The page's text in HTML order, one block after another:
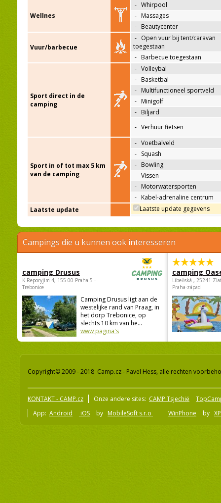
Wellnes
- Whirpool
- Massages
- Beautycenter
Vuur/barbecue
- Open vuur bij tent/caravan
toegestaan
- Barbecue toegestaan
Sport direct in de
camping
- Volleybal
- Basketbal
- Multifunctioneel sportveld
- Minigolf
- Biljard
- Verhuur fietsen
Sport in of tot max 5 km
van de camping
- Voetbalveld
- Squash
- Bowling
- Vissen
- Motorwatersporten
- Kabel-adrenaline centrum
Laatste update
Laatste update gegevens
Campings die u kunnen ook interesseren
camping Drusus
K Reporyjim 4, 155 00 Praha 5 -
Trebonice
Camping Drusus ligt aan de
westelijke rand van Praag, in
het dorp Trebonice, op
slechts 10 km van he...
www pagina's
camping
Libeňská , 25241
Praha-západ
Copyright© 2009 - 2018 Camp.cz - Pavel Hess, alle rechten
KONTAKT - CAMP.cz Onze andere sites: CAMP Tsjechië
App: Android iOS by MobileSoft s.r.o WinPhone by